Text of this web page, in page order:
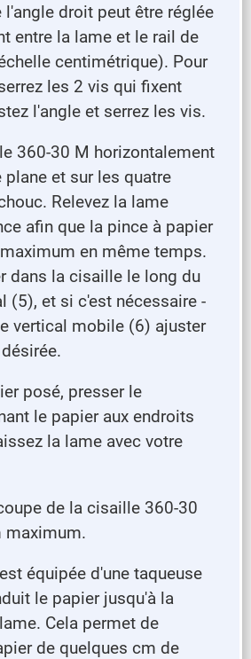
l'angle droit peut être réglée
entre la lame et le rail de
centimétrique). Pour
les 2 vis qui fixent
l'angle et serrez les vis.
360-30 M horizontalement
plane et sur les quatre
Relevez la lame
afin que la pince à papier
en même temps.
dans la cisaille le long du
(5), et si c'est nécessaire -
vertical mobile (6) ajuster
posé, presser le
le papier aux endroits
la lame avec votre
de la cisaille 360-30
maximum.
équipée d'une taqueuse
le papier jusqu'à la
Cela permet de
de quelques cm de